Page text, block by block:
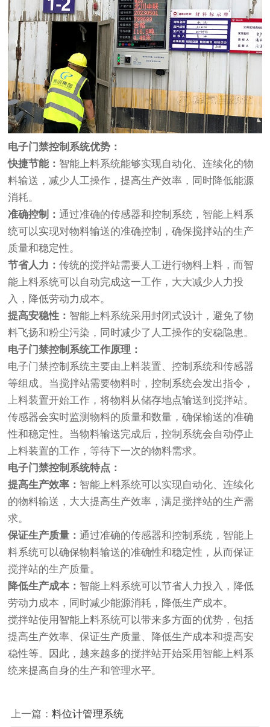
电子门禁控制系统优势：
快捷节能： 智能上料系统能够实现自动化、连续化的物
料输送，减少人工操作，提高生产效率，同时降低能源
消耗。
准确控制：通过准确的传感器和控制系统，智能上料系
统可以实现对物料输送的准确控制，确保搅拌站的生产
质量和稳定性。
节省人力：传统的搅拌站需要人工进行物料上料，而智
能上料系统可以自动完成这一工作，大大减少人力投
入，降低劳动力成本。
提高安稳性： 智能上料系统采用封闭式设计，避免了物
料飞扬和粉尘污染，同时减少了人工操作的安稳隐患。
电子门禁控制系统工作原理：
电子门禁控制系统主要由上料装置、控制系统和传感器
等组成。当搅拌站需要物料时，控制系统会发出指令，
上料装置开始工作，将物料从储存地点输送到搅拌站。
传感器会实时监测物料的质量和数量，确保输送的准确
性和稳定性。当物料输送完成后，控制系统会自动停止
上料装置的工作，等待下一次的物料需求。
电子门禁控制系统特点：
提高生产效率： 智能上料系统可以实现自动化、连续化
的物料输送，大大提高生产效率，满足搅拌站的生产需
求。
保证生产质量：通过准确的传感器和控制系统，智能上
料系统可以确保物料输送的准确性和稳定性，从而保证
搅拌站的生产质量。
降低生产成本： 智能上料系统可以节省人力投入，降低
劳动力成本，同时减少能源消耗，降低生产成本。
搅拌站使用智能上料系统可以带来多方面的优势，包括
提高生产效率、保证生产质量、降低生产成本和提高安
稳性等。因此，越来越多的搅拌站开始采用智能上料系
统来提高自身的生产和管理水平。
上一篇： 料位计管理系统